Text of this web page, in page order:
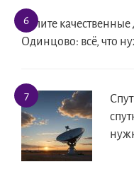
Купите
Одинцово: всё, что